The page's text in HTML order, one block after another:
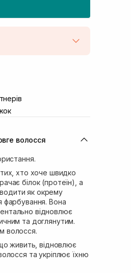
В наявності
волосся
хто хоче швидко
білок (протеїн), а
як окрему
фарбування. Вона
відновлює
та доглянутим.
волосся.
живить, відновлює
та укріплює їхню